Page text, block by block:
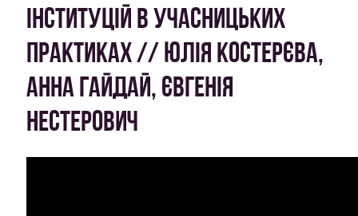
ІНСТИТУЦІЙ В УЧАСНИЦЬКИХ
ПРАКТИКАХ // ЮЛІЯ КОСТЕРЄВА,
АННА ГАЙДАЙ, ЄВГЕНІЯ
НЕСТЕРОВИЧ